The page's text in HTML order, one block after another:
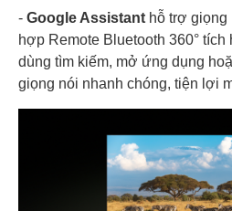
- Google Assistant hỗ trợ giọng
hợp Remote Bluetooth 360°
dùng tìm kiếm, mở ứng dụng
giọng nói nhanh chóng, tiện lợi